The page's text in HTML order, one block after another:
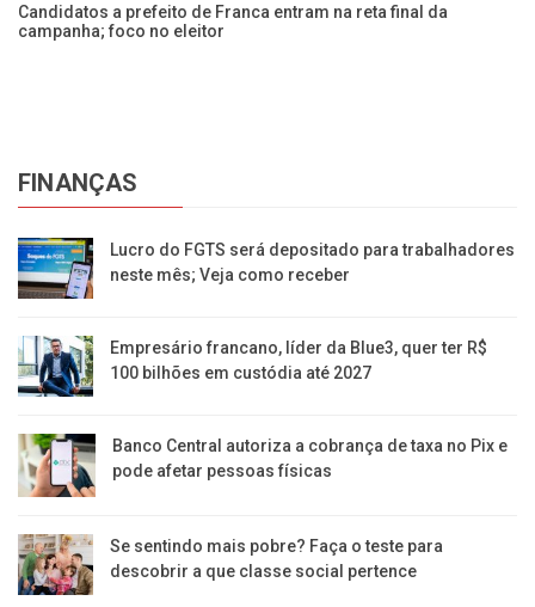
Candidatos a prefeito de Franca entram na reta final da
campanha; foco no eleitor
FINANÇAS
Lucro do FGTS será depositado para trabalhadores
neste mês; Veja como receber
Empresário francano, líder da Blue3, quer ter R$
100 bilhões em custódia até 2027
Banco Central autoriza a cobrança de taxa no Pix e
pode afetar pessoas físicas
Se sentindo mais pobre? Faça o teste para
descobrir a que classe social pertence